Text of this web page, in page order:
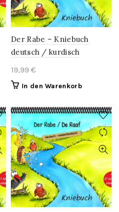
Der Rabe – Kniebuch
deutsch / kurdisch
19,99 €
In den Warenkorb